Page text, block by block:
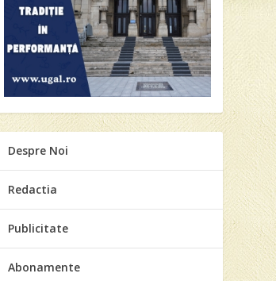
Despre Noi
Redactia
Publicitate
Abonamente